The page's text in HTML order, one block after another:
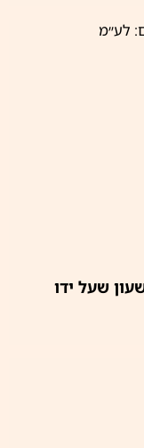
שעל ידו